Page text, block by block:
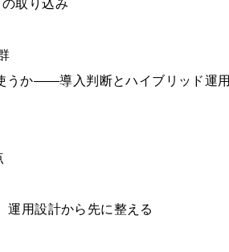
取り込み
うか——導入判断とハイブリッド運用
運用設計から先に整える